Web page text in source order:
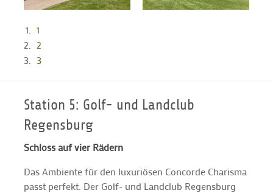
1
2
3
Station 5: Golf- und Landclub
Regensburg
Schloss auf vier Rädern
Das Ambiente für den luxuriösen Concorde Charisma
passt perfekt. Der Golf- und Landclub Regensburg